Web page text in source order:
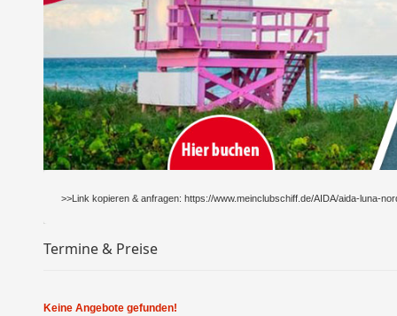
>>Link kopieren & anfragen: https://www.meinclubschiff.de/AIDA/aida-luna-
Termine & Preise
Keine Angebote gefunden!